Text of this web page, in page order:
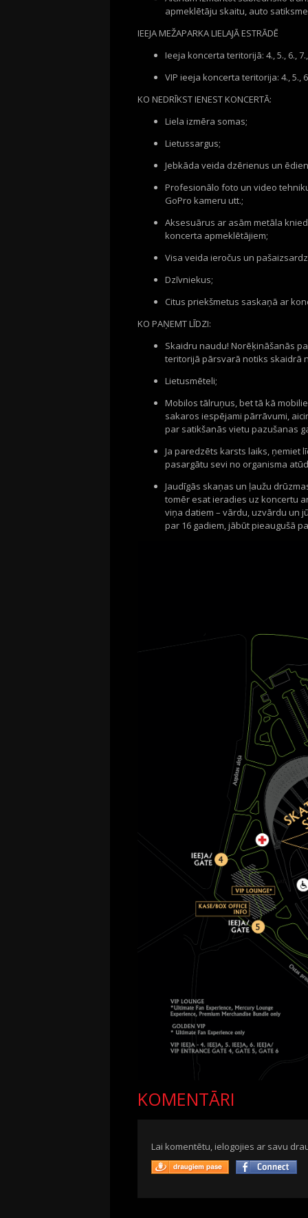
apmeklētāju skaitu, auto
IEEJA MEŽAPARKA LIELAJĀ ESTRĀDĒ
Ieeja koncerta teritorijā: 4., 5., 6.,
VIP ieeja koncerta teritorija: 4., 5.,
KO NEDRĪKST IENEST KONCERTĀ:
Liela izmēra somas;
Lietussargus;
Jebkāda veida dzērienus un
Profesionālo foto un video
GoPro kameru utt.;
Aksesuārus ar asām metāla
koncerta apmeklētājiem;
Visa veida ieročus un
Dzīvniekus;
Citus priekšmetus saskaņā ar
KO PAŅEMT LĪDZI:
Skaidru naudu! Norēķināšanās
teritorijā pārsvarā notiks skaidrā
Lietusmēteli;
Mobilos tālruņus, bet tā kā
sakaros iespējami pārrāvumi,
par satikšanās vietu pazušanas
Ja paredzēts karsts laiks, ņemiet
pasargātu sevi no organisma
Jaudīgās skaņas un ļaužu
tomēr esat ieradies uz koncertu
viņa datiem – vārdu, uzvārdu un
par 16 gadiem, jābūt pieaugušā
KOMENTĀRI
Lai komentētu, ielogojies ar savu